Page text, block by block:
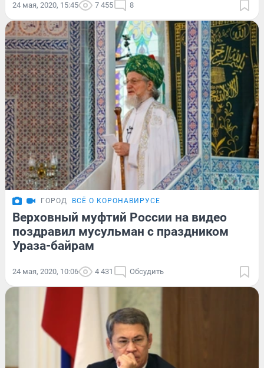
24 мая, 2020, 15:45 7 455 8
ГОРОД ВСЁ О КОРОНАВИРУСЕ
Верховный муфтий России на видео
поздравил мусульман с праздником
Ураза-байрам
24 мая, 2020, 10:06 4 431 Обсудить